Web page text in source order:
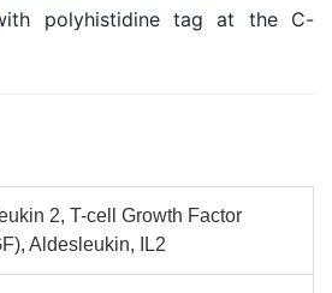
with polyhistidine tag at the C-
2, T-cell Growth Factor
Aldesleukin, IL2